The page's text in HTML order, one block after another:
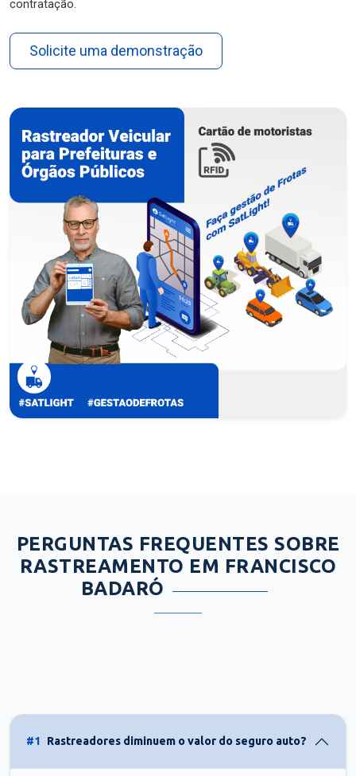
contratação.
Solicite uma demonstração
PERGUNTAS FREQUENTES SOBRE
RASTREAMENTO EM FRANCISCO
BADARÓ
#1 Rastreadores diminuem o valor do seguro auto?